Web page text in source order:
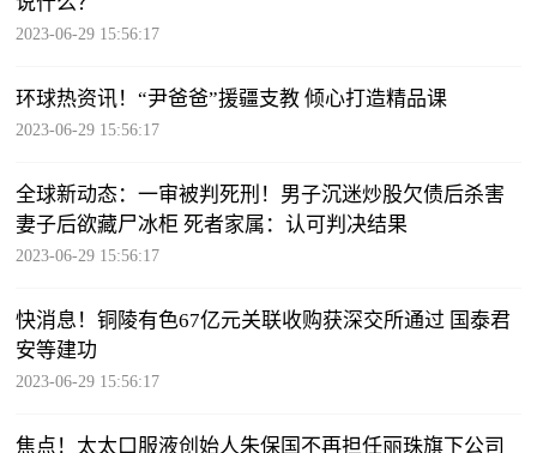
2023-06-29 15:56:17
环球热资讯！“尹爸爸”援疆支教 倾心打造精品课
2023-06-29 15:56:17
全球新动态：一审被判死刑！男子沉迷炒股欠债后杀害
妻子后欲藏尸冰柜 死者家属：认可判决结果
2023-06-29 15:56:17
快消息！铜陵有色67亿元关联收购获深交所通过 国泰君
安等建功
2023-06-29 15:56:17
焦点！太太口服液创始人朱保国不再担任丽珠旗下公司